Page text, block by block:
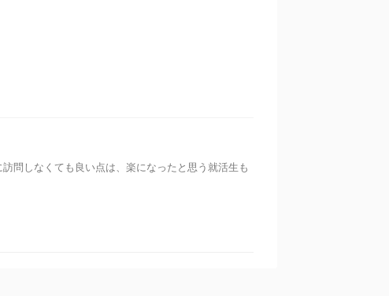
問しなくても良い点は、楽になったと思う就活生も